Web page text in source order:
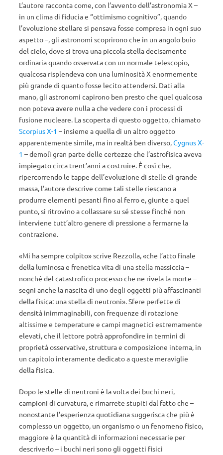
L’autore racconta come, con l’avvento dell’astronomia X –
in un clima di fiducia e “ottimismo cognitivo”, quando
l’evoluzione stellare si pensava fosse compresa in ogni suo
aspetto –, gli astronomi scoprirono che in un angolo buio
del cielo, dove si trova una piccola stella decisamente
ordinaria quando osservata con un normale telescopio,
qualcosa risplendeva con una luminosità X enormemente
più grande di quanto fosse lecito attendersi. Dati alla
mano, gli astronomi capirono ben presto che quel qualcosa
non poteva avere nulla a che vedere con i processi di
fusione nucleare. La scoperta di questo oggetto, chiamato
Scorpius X-1 – insieme a quella di un altro oggetto
apparentemente simile, ma in realtà ben diverso,Cygnus X-
1 – demolì gran parte delle certezze che l’astrofisica aveva
impiegato circa trent’anni a costruire. È così che,
ripercorrendo le tappe dell’evoluzione di stelle di grande
massa, l’autore descrive come tali stelle riescano a
produrre elementi pesanti fino al ferro e, giunte a quel
punto, si ritrovino a collassare su sé stesse finché non
interviene tutt’altro genere di pressione a fermarne la
contrazione.
«Mi ha sempre colpito» scrive Rezzolla, «che l’atto finale
della luminosa e frenetica vita di una stella massiccia –
nonché del catastrofico processo che ne rivela la morte –
segni anche la nascita di uno degli oggetti più affascinanti
della fisica: una stella di neutroni». Sfere perfette di
densità inimmaginabili, con frequenze di rotazione
altissime e temperature e campi magnetici estremamente
elevati, che il lettore potrà approfondire in termini di
proprietà osservative, struttura e composizione interna, in
un capitolo interamente dedicato a queste meraviglie
della fisica.
Dopo le stelle di neutroni è la volta dei buchi neri,
campioni di curvatura, e rimarrete stupiti dal fatto che –
nonostante l’esperienza quotidiana suggerisca che più è
complesso un oggetto, un organismo o un fenomeno fisico,
maggiore è la quantità di informazioni necessarie per
descriverlo – i buchi neri sono gli oggetti fisici